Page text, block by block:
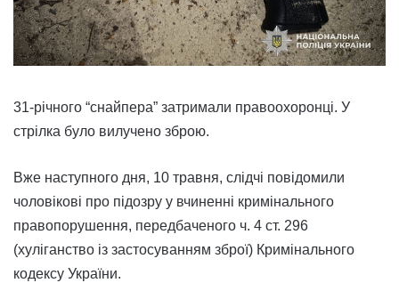
31-річного “снайпера” затримали правоохоронці. У
стрілка було вилучено зброю.
Вже наступного дня, 10 травня, слідчі повідомили
чоловікові про підозру у вчиненні кримінального
правопорушення, передбаченого ч. 4 ст. 296
(хуліганство із застосуванням зброї) Кримінального
кодексу України.